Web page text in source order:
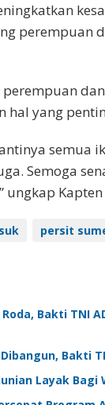
perempuan
hal yang
semua
Semoga
ungkap
persit
Bakti TNI
Bakti
Layak